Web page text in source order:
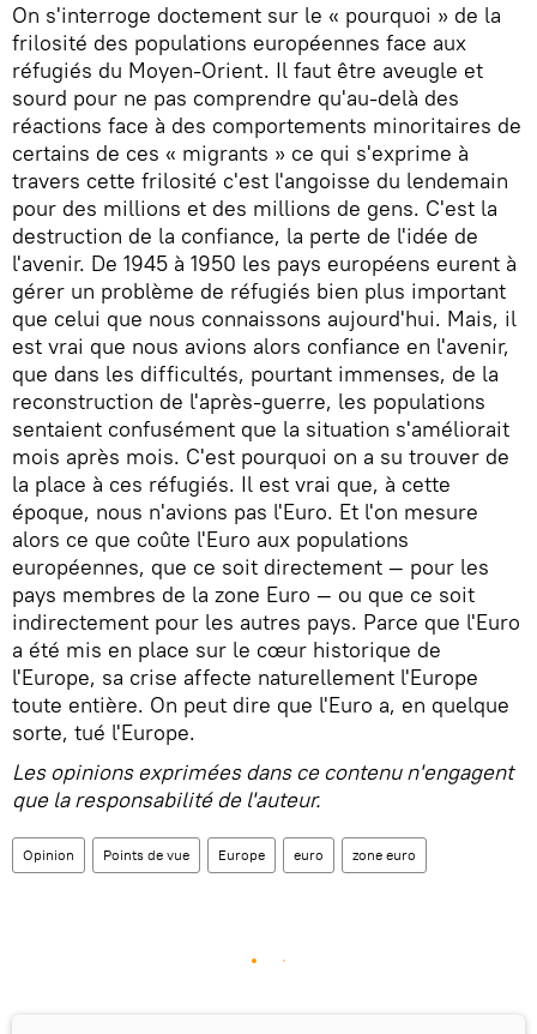
On s'interroge doctement sur le « pourquoi » de la
frilosité des populations européennes face aux
réfugiés du Moyen-Orient. Il faut être aveugle et
sourd pour ne pas comprendre qu'au-delà des
réactions face à des comportements minoritaires de
certains de ces « migrants » ce qui s'exprime à
travers cette frilosité c'est l'angoisse du lendemain
pour des millions et des millions de gens. C'est la
destruction de la confiance, la perte de l'idée de
l'avenir. De 1945 à 1950 les pays européens eurent à
gérer un problème de réfugiés bien plus important
que celui que nous connaissons aujourd'hui. Mais, il
est vrai que nous avions alors confiance en l'avenir,
que dans les difficultés, pourtant immenses, de la
reconstruction de l'après-guerre, les populations
sentaient confusément que la situation s'améliorait
mois après mois. C'est pourquoi on a su trouver de
la place à ces réfugiés. Il est vrai que, à cette
époque, nous n'avions pas l'Euro. Et l'on mesure
alors ce que coûte l'Euro aux populations
européennes, que ce soit directement — pour les
pays membres de la zone Euro — ou que ce soit
indirectement pour les autres pays. Parce que l'Euro
a été mis en place sur le cœur historique de
l'Europe, sa crise affecte naturellement l'Europe
toute entière. On peut dire que l'Euro a, en quelque
sorte, tué l'Europe.
Les opinions exprimées dans ce contenu n'engagent
que la responsabilité de l'auteur.
Opinion Points de vue Europe euro zone euro